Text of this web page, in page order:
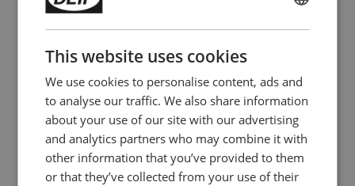
Frequencímetro analógico duplo
2FTQ & 2FQ
This website uses cookies
We use cookies to personalise content, ads and
to analyse our traffic. We also share information
about your use of our site with our advertising
and analytics partners who may combine it with
other information that you’ve provided to them
or that they’ve collected from your use of their